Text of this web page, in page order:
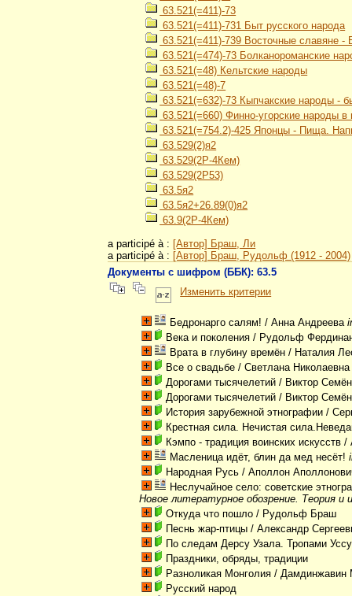
63.521(=411)-73
63.521(=411)-731 Быт русского народа
63.521(=411)-739 Восточные славяне
63.521(=474)-73 Болканороманские
63.521(=48) Кельтские народы
63.521(=48)-7
63.521(=632)-73 Кыпчакские народы -
63.521(=660) Финно-угорские народы в
63.521(=754.2)-425 Японцы - Пища.
63.529(2)я2
63.529(2Р-4Кем)
63.529(2Р53)
63.5я2
63.5я2+26.89(0)я2
63.9(2Р-4Кем)
a participé à : [Автор] Браш, Ли
a participé à : [Автор] Браш, Рудольф (1912 - 2004)
Документы с шифром (ББК): 63.5
Изменить критерии
Бедронарго салям! / Анна Андреева
Века и поколения / Рудольф
Врата в глубину времён / Наталия
Все о свадьбе / Светлана
Дорогами тысячелетий / Виктор
Дорогами тысячелетий / Виктор
История зарубежной этнографии /
Крестная сила. Нечистая
Кэмпо - традиция воинских искусств /
Масленица идёт, блин да мед несёт!
Народная Русь / Аполлон
Неслучайное село: советские
Новое литературное обозрение. Теория
Откуда что пошло / Рудольф Браш
Песнь жар-птицы / Александр
По следам Дерсу Узала. Тропами
Праздники, обряды, традиции
Разноликая Монголия / Дамдинжавин
Русский народ